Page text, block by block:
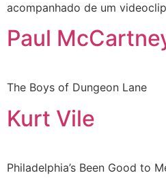
acompanhado de um
Paul
The Boys of Dungeon Lane
Kurt Vile
Philadelphia’s Been Good to